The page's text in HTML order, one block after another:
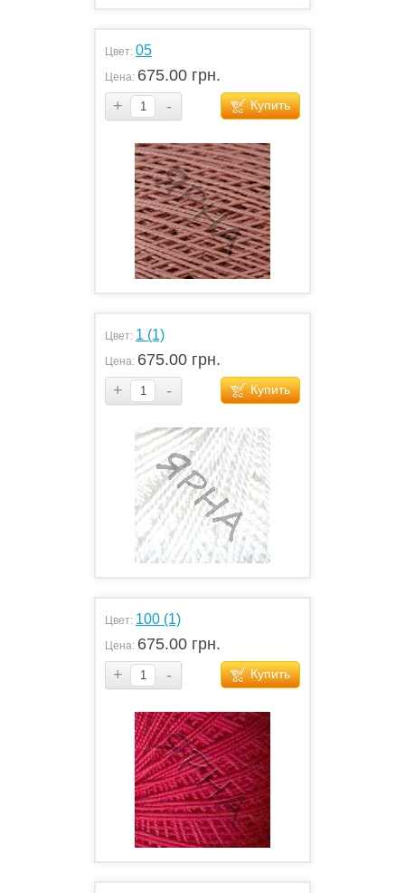
Цвет: 05
Цена: 675.00 грн.
+
- Купить
Цвет: 1 (1)
Цена: 675.00 грн.
+
- Купить
Цвет: 100 (1)
Цена: 675.00 грн.
+
- Купить